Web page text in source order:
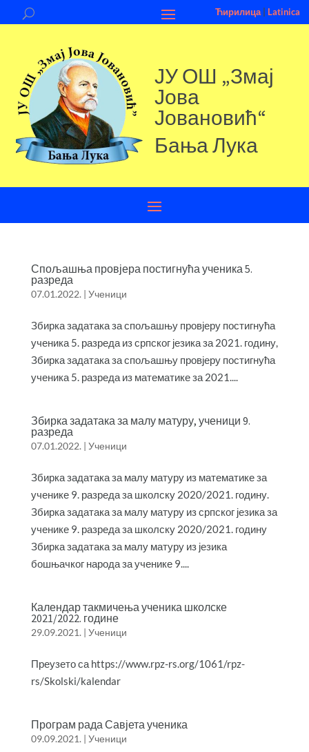
Ћирилица| Latinica
ЈУ ОШ „Змај
Јова
Јовановић“
Бања Лука
Спољашња провјера постигнућа ученика 5.
разреда
07.01.2022. | Ученици
Збирка задатака за спољашњу провјеру постигнућа
ученика 5. разреда из српског језика за 2021. годину,
Збирка задатака за спољашњу провјеру постигнућа
ученика 5. разреда из математике за 2021....
Збирка задатака за малу матуру, ученици 9.
разреда
07.01.2022. | Ученици
Збирка задатака за малу матуру из математике за
ученике 9. разреда за школску 2020/2021. годину.
Збирка задатака за малу матуру из српског језика за
ученике 9. разреда за школску 2020/2021. годину
Збирка задатака за малу матуру из језика
бошњачког народа за ученике 9....
Календар такмичења ученика школске
2021/2022. године
29.09.2021. | Ученици
Преузето са https://www.rpz-rs.org/1061/rpz-
rs/Skolski/kalendar
Програм рада Савјета ученика
09.09.2021. | Ученици